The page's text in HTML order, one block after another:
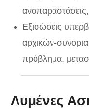
Εξισώσεις
αρχικών-
πρόβλημα,
Λυμένες